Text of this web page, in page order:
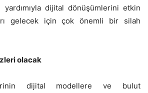
dijital dönüşümlerini etkin
gelecek için çok önemli bir silah
olacak
dijital modellere ve bulut